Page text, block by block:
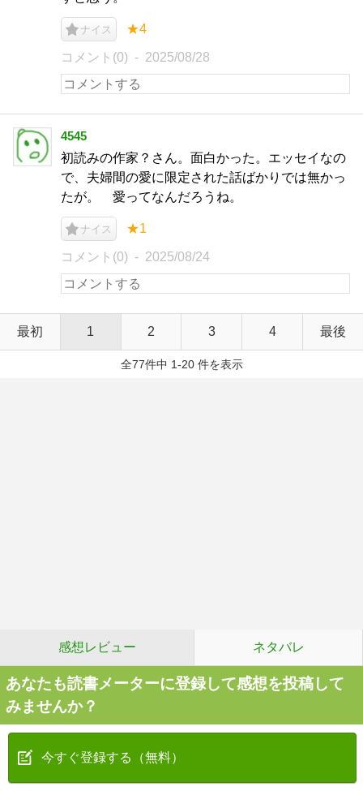
ナイス ★4
コメント(0) 2025/08/28
4545
初読みの作家？さん。面白かった。エッセイなの
で、夫婦間の愛に限定された話ばかりでは無かっ
たが。 愛ってなんだろうね。
ナイス ★1
コメント(0) 2025/08/24
最初 1 2 3 4 最後
全77件中 1-20 件を表示
感想レビュー ネタバレ
あなたも読書メーターに登録して感想を投稿して
みませんか？
今すぐ登録する（無料）